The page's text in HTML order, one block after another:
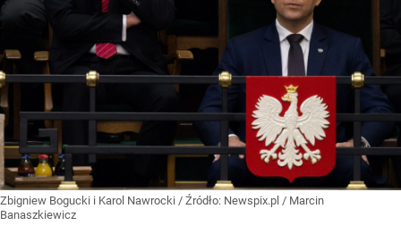
Zbigniew Bogucki i Karol Nawrocki / Źródło: Newspix.pl / Marcin
Banaszkiewicz